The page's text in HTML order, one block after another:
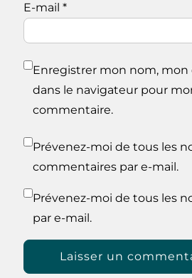
E-mail *
Enregistrer mon nom,
dans le navigateur pour
commentaire.
Prévenez-moi de tous les
commentaires par e-mail.
Prévenez-moi de tous les
par e-mail.